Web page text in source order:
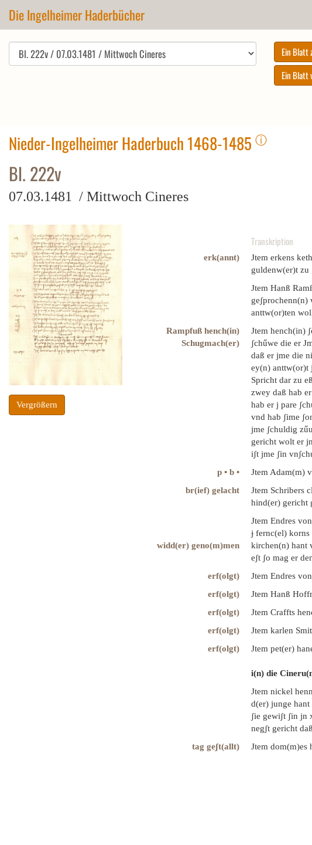
Die Ingelheimer Haderbücher
Nieder-Ingelheimer Haderbuch 1468-1485 ⓘ
Bl. 222v
07.03.1481 / Mittwoch Cineres
Vergrößern
Transkription
erk(annt) Jtem erkens
guldenw(er)t
Jtem Hanß
geʃprochenn(n)
anttw(or)ten
Rampfuß hench(in)
Jtem hench(in)
Schugmach(er)
ʃchűwe die er
daß er jme die
ey(n) anttw(or)t
Spricht dar zu
zwey daß hab
hab er j pare
vnd hab ʃime
jme ʃchuldig
gericht wolt er
iʃt jme ʃin
p • b •
Jtem Adam(m)
br(ief) gelacht
Jtem Schribers
hind(er) gericht
Jtem Endres
ɉ fernc(el)
widd(er) geno(m)men
kirchen(n) hant
eʃt ʃo mag er
erf(olgt)
Jtem Endres
erf(olgt)
Jtem Hanß
erf(olgt)
Jtem Craffts
erf(olgt)
Jtem karlen
erf(olgt)
Jtem pet(er)
i(n) die
Jtem nickel
d(er) junge
ʃie gewiʃt ʃin
negʃt gericht
tag geʃt(allt)
Jtem dom(m)es